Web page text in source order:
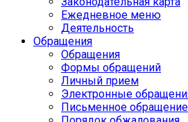
Ежедневное меню
Деятельность
Обращения
Обращения
Формы обращений
Личный прием
Электронные
Письменное обращение